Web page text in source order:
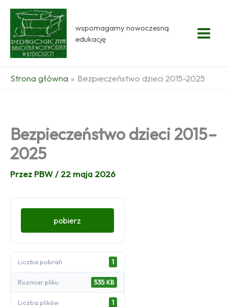
Przejdź
treści
wspomagamy nowoczesną
edukację
Strona główna Bezpieczeństwo dzieci 2015-2025
Bezpieczeństwo dzieci 2015 –
2025
Przez PBW /22 maja 2026
pobierz
Liczba pobrań 1
Rozmiar pliku 535 KB
Liczba plików 1